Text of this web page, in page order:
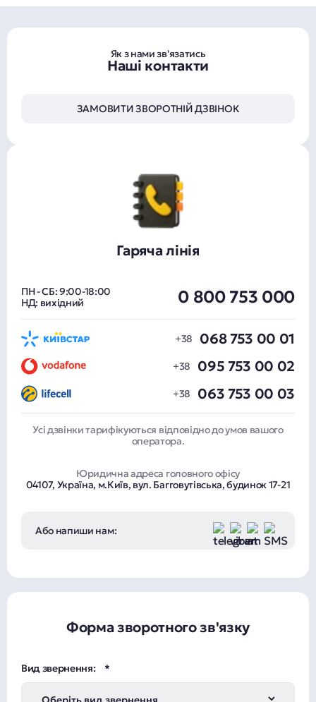
Як з нами зв'язатись
Наші контакти
ЗАМОВИТИ ЗВОРОТНІЙ ДЗВІНОК
Гаряча лінія
ПН - СБ: 9:00-18:00
НД: вихідний
0 800 753 000
068 753 00 01
095 753 00 02
063 753 00 03
Усі дзвінки тарифікуються відповідно до умов вашого
оператора.
Юридична адреса головного офісу
04107, Україна, м.Київ, вул. Багговутівська, будинок 17-21
Або напиши нам:
Форма зворотного зв'язку
Вид звернення: